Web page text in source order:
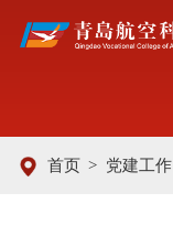
首页 > 党建工作